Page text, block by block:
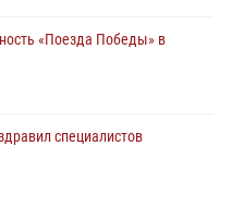
«Поезда Победы» в
специалистов